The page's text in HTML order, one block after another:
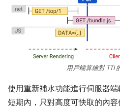
用戶端算繪對 TTI
使用重新補水功能進行伺服器端
短期內，只對高度可快取的內